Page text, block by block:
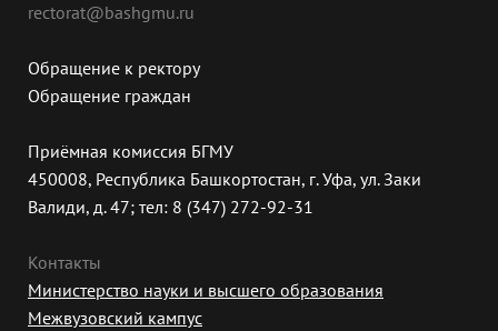
rectorat@bashgmu.ru
Обращение к ректору
Обращение граждан
Приёмная комиссия БГМУ
450008, Республика Башкортостан, г. Уфа, ул. Заки
Валиди, д. 47; тел: 8 (347) 272-92-31
Контакты
Министерство науки и высшего образования
Межвузовский кампус